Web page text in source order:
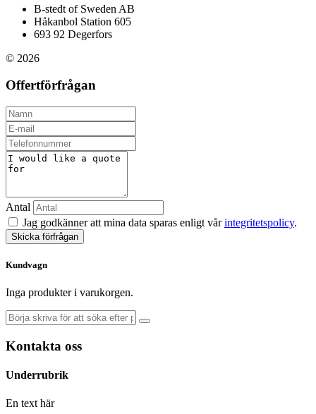
B-stedt of Sweden AB
Håkanbol Station 605
693 92 Degerfors
© 2026
Offertförfrågan
Antal
Jag godkänner att mina data sparas enligt vårintegritetspolicy.
Skicka förfrågan
Kundvagn
Inga produkter i varukorgen.
Kontakta oss
Underrubrik
En text här